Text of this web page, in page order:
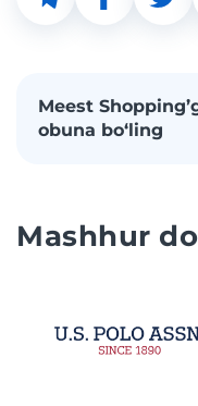
Meest
obuna bo‘ling
Mashhur